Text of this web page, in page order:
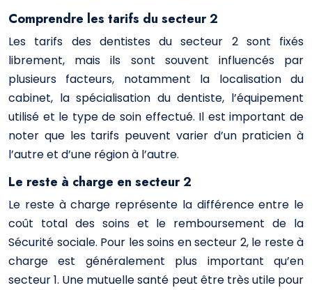
Comprendre les tarifs du secteur 2
Les tarifs des dentistes du secteur 2 sont fixés
librement, mais ils sont souvent influencés par
plusieurs facteurs, notamment la localisation du
cabinet, la spécialisation du dentiste, l’équipement
utilisé et le type de soin effectué. Il est important de
noter que les tarifs peuvent varier d’un praticien à
l’autre et d’une région à l’autre.
Le reste à charge en secteur 2
Le reste à charge représente la différence entre le
coût total des soins et le remboursement de la
Sécurité sociale. Pour les soins en secteur 2, le reste à
charge est généralement plus important qu’en
secteur 1. Une mutuelle santé peut être très utile pour